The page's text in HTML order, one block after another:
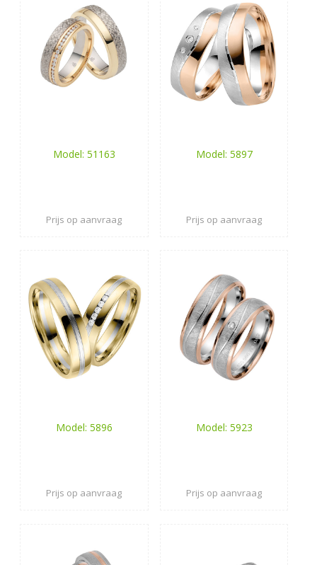
Model: 51163
Prijs op aanvraag
Model: 5897
Prijs op aanvraag
Model: 5896
Prijs op aanvraag
Model: 5923
Prijs op aanvraag